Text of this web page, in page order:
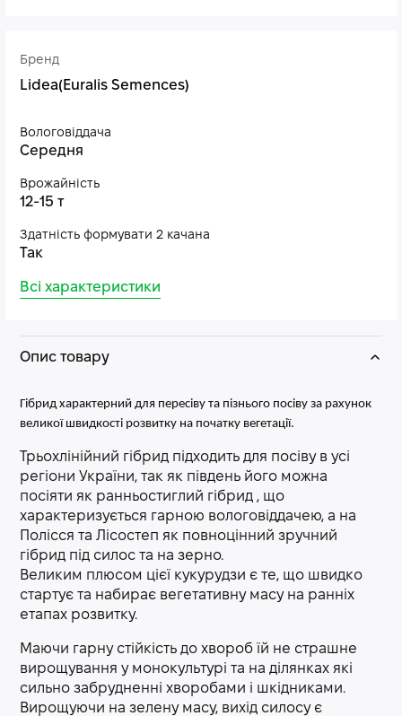
Бренд
Lidea(Euralis Semences)
Вологовіддача
Середня
Врожайність
12-15 т
Здатність формувати 2 качана
Так
Всі характеристики
Опис товару
Гібрид характерний для пересіву та пізнього посіву за рахунок
великої швидкості розвитку на початку вегетації.
Трьохлінійний гібрид підходить для посіву в усі
регіони України, так як південь його можна
посіяти як ранньостиглий гібрид , що
характеризується гарною вологовіддачею, а на
Полісся та Лісостеп як повноцінний зручний
гібрид під силос та на зерно.
Великим плюсом цієї кукурудзи є те, що швидко
стартує та набирає вегетативну масу на ранніх
етапах розвитку.
Маючи гарну стійкість до хвороб їй не страшне
вирощування у монокультурі та на ділянках які
сильно забрудненні хворобами і шкідниками.
Вирощуючи на зелену масу, вихід силосу є